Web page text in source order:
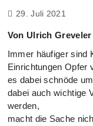
29. Juli 2021
Von Ulrich Greveler
Immer häufiger sind
Einrichtungen Opfer
es dabei schnöde
dabei auch wichtige
werden,
macht die Sache